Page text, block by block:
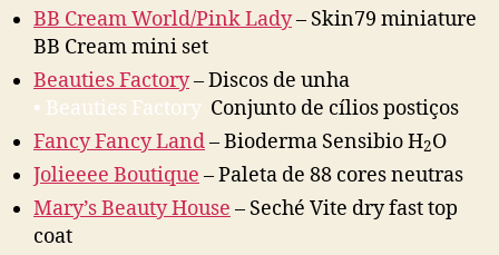
BB Cream World/Pink Lady– Skin79 miniature
BB Cream mini set
Beauties Factory– Discos de unha
• Beauties Factory Conjunto de cílios postiços
Fancy Fancy Land– Bioderma Sensibio H2O
Jolieeee Boutique – Paleta de 88 cores neutras
Mary’s Beauty House – Seché Vite dry fast top
coat